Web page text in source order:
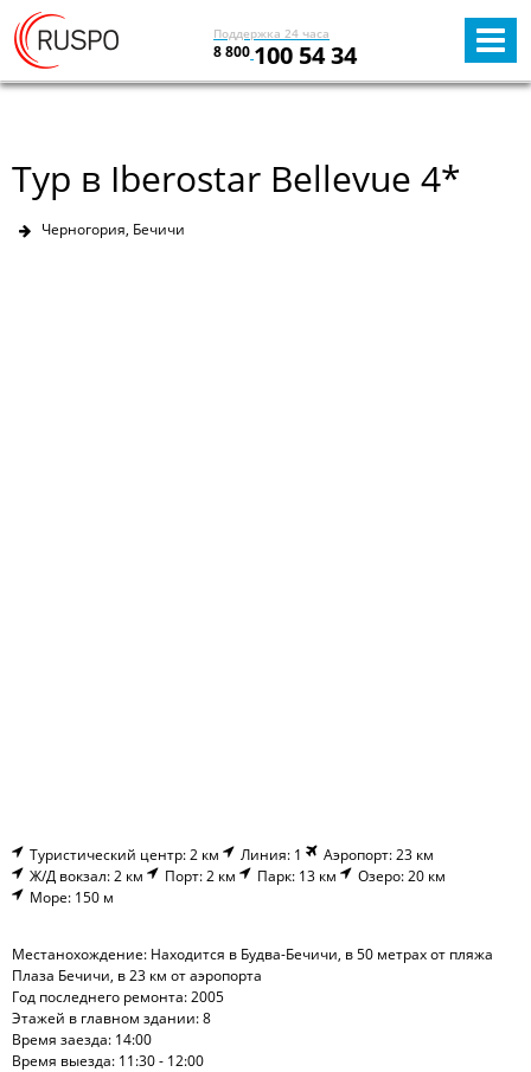
Поддержка 24 часа
8 800 100 54 34
Тур в Iberostar Bellevue 4*
Черногория, Бечичи
Туристический центр: 2 км Линия: 1
Аэропорт: 23 км
Ж/Д вокзал: 2 км
Порт: 2 км Парк: 13 км
Озеро: 20 км
Море: 150 м
Местанохождение: Находится в Будва-Бечичи, в 50 метрах от пляжа
Плаза Бечичи, в 23 км от аэропорта
Год последнего ремонта: 2005
Этажей в главном здании: 8
Время заезда: 14:00
Время выезда: 11:30 - 12:00